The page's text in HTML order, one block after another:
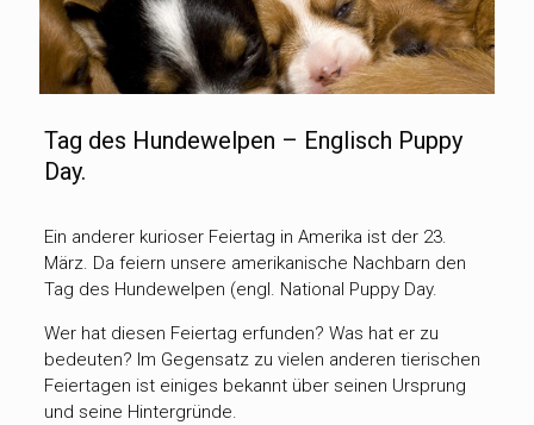
Tag des Hundewelpen – Englisch Puppy
Day.
Ein anderer kurioser Feiertag in Amerika ist der 23.
März. Da feiern unsere amerikanische Nachbarn den
Tag des Hundewelpen (engl. National Puppy Day.
Wer hat diesen Feiertag erfunden? Was hat er zu
bedeuten? Im Gegensatz zu vielen anderen tierischen
Feiertagen ist einiges bekannt über seinen Ursprung
und seine Hintergründe.